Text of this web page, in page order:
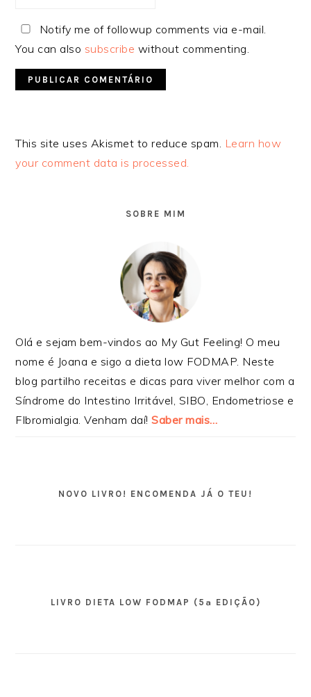
Notify me of followup comments via e-mail.
You can also subscribe without commenting.
This site uses Akismet to reduce spam. Learn how
your comment data is processed.
SOBRE MIM
Olá e sejam bem-vindos ao My Gut Feeling! O meu
nome é Joana e sigo a dieta low FODMAP. Neste
blog partilho receitas e dicas para viver melhor com a
Síndrome do Intestino Irritável, SIBO, Endometriose e
FIbromialgia. Venham daí!Saber mais…
NOVO LIVRO! ENCOMENDA JÁ O TEU!
LIVRO DIETA LOW FODMAP (5ª EDIÇÃO)